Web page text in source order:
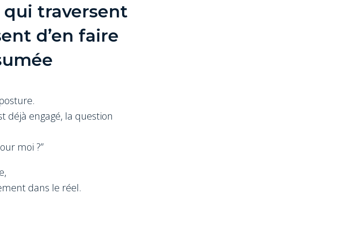
traversent
d’en faire
déjà engagé, la question
moi ?”
dans le réel.